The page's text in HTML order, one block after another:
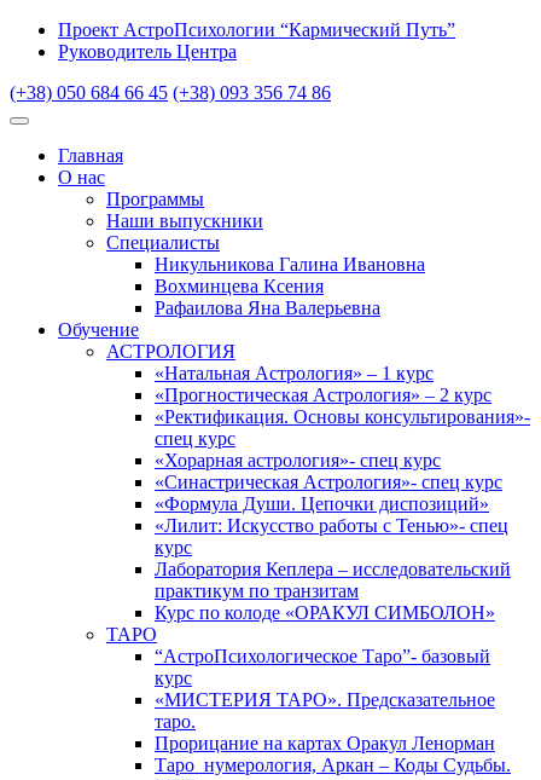
Проект АстроПсихологии “Кармический Путь”
Руководитель Центра
(+38) 050 684 66 45 (+38) 093 356 74 86
Главная
О нас
Программы
Наши выпускники
Специалисты
Никульникова Галина Ивановна
Вохминцева Ксения
Рафаилова Яна Валерьевна
Обучение
АСТРОЛОГИЯ
«Натальная Астрология» – 1 курс
«Прогностическая Астрология» – 2 курс
«Ректификация. Основы консультирования»-
спец курс
«Хорарная астрология»- спец курс
«Синастрическая Астрология»- спец курс
«Формула Души. Цепочки диспозиций»
«Лилит: Искусство работы с Тенью»- спец
курс
Лаборатория Кеплера – исследовательский
практикум по транзитам
Курс по колоде «ОРАКУЛ СИМБОЛОН»
ТАРО
“АстроПсихологическое Таро”- базовый
курс
«МИСТЕРИЯ ТАРО». Предсказательное
таро.
Прорицание на картах Оракул Ленорман
Таро_нумерология, Аркан – Коды Судьбы.